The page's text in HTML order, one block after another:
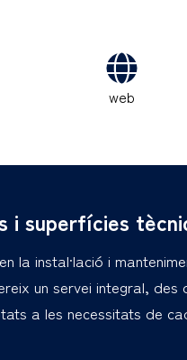
web
i superfícies
la instal·lació i
un servei integral, des
a les necessitats de